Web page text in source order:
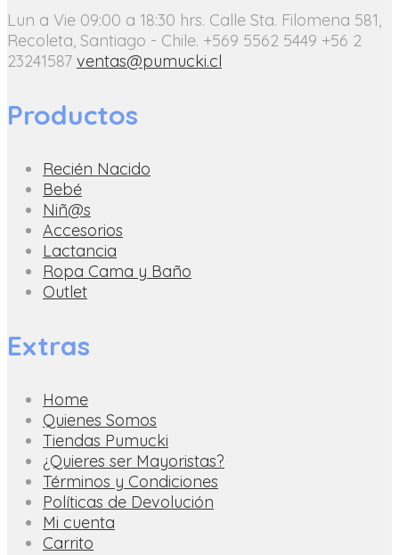
Lun a Vie 09:00 a 18:30 hrs. Calle Sta. Filomena 581,
Recoleta, Santiago - Chile. +569 5562 5449 +56 2
23241587 ventas@pumucki.cl
Productos
Recién Nacido
Bebé
Niñ@s
Accesorios
Lactancia
Ropa Cama y Baño
Outlet
Extras
Home
Quienes Somos
Tiendas Pumucki
¿Quieres ser Mayoristas?
Términos y Condiciones
Políticas de Devolución
Mi cuenta
Carrito